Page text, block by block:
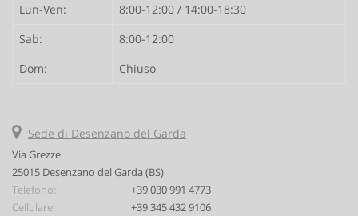
Lun-Ven:
8:00-12:00 / 14:00-18:30
Sab:
8:00-12:00
Dom:
Chiuso
Sede di Desenzano del Garda
Via Grezze
25015 Desenzano del Garda (BS)
Telefono:
+39 030 991 4773
Cellulare:
+39 345 432 9106